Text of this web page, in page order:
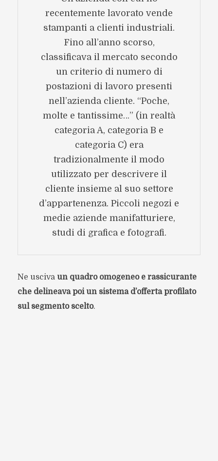
recentemente lavorato vende
stampanti a clienti industriali.
Fino all’anno scorso,
classificava il mercato secondo
un criterio di numero di
postazioni di lavoro presenti
nell’azienda cliente. “Poche,
molte e tantissime…” (in realtà
categoria A, categoria B e
categoria C) era
tradizionalmente il modo
utilizzato per descrivere il
cliente insieme al suo settore
d’appartenenza. Piccoli negozi e
medie aziende manifatturiere,
studi di grafica e fotografi.
Ne usciva un quadro omogeneo e rassicurante
che delineava poi un sistema d’offerta profilato
sul segmento scelto.